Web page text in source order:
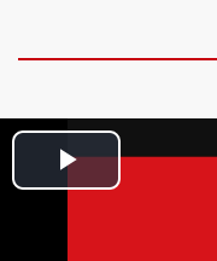
Play